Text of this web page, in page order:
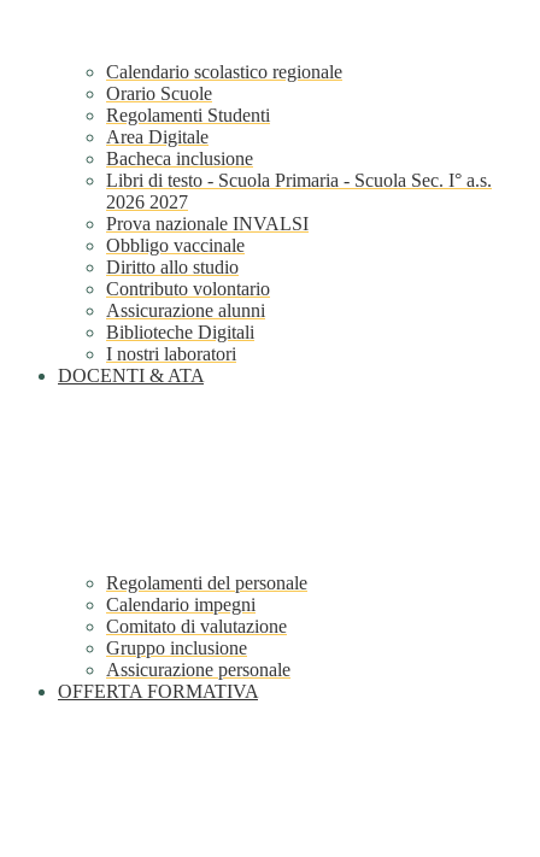
Calendario scolastico regionale
Orario Scuole
Regolamenti Studenti
Area Digitale
Bacheca inclusione
Libri di testo - Scuola Primaria - Scuola Sec. I° a.s.
2026 2027
Prova nazionale INVALSI
Obbligo vaccinale
Diritto allo studio
Contributo volontario
Assicurazione alunni
Biblioteche Digitali
I nostri laboratori
DOCENTI & ATA
Regolamenti del personale
Calendario impegni
Comitato di valutazione
Gruppo inclusione
Assicurazione personale
OFFERTA FORMATIVA